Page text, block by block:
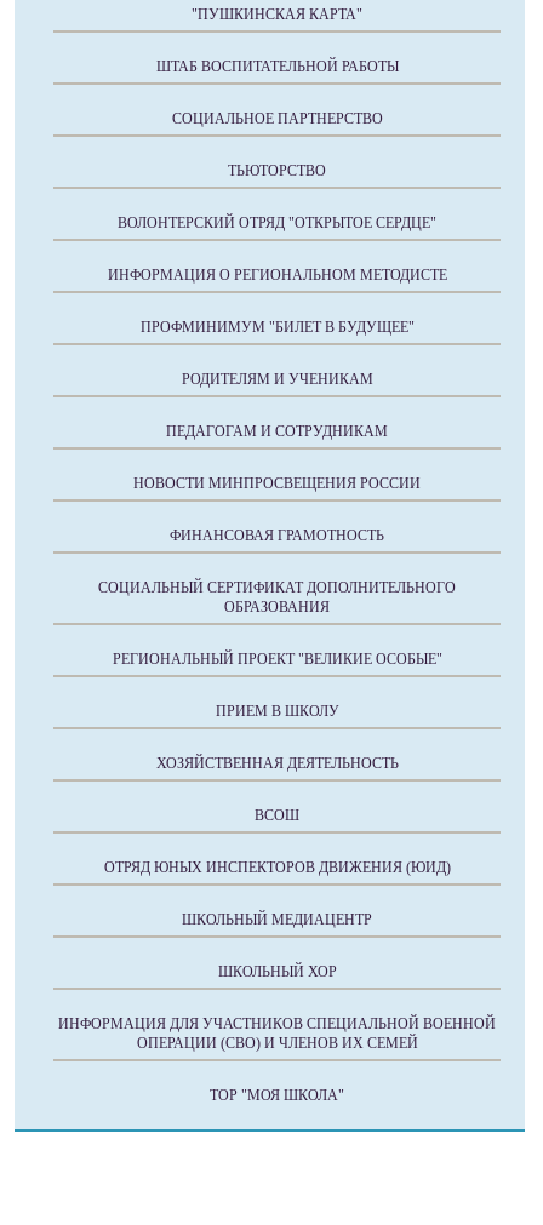
"ПУШКИНСКАЯ КАРТА"
ШТАБ ВОСПИТАТЕЛЬНОЙ РАБОТЫ
СОЦИАЛЬНОЕ ПАРТНЕРСТВО
ТЬЮТОРСТВО
ВОЛОНТЕРСКИЙ ОТРЯД "ОТКРЫТОЕ СЕРДЦЕ"
ИНФОРМАЦИЯ О РЕГИОНАЛЬНОМ МЕТОДИСТЕ
ПРОФМИНИМУМ "БИЛЕТ В БУДУЩЕЕ"
РОДИТЕЛЯМ И УЧЕНИКАМ
ПЕДАГОГАМ И СОТРУДНИКАМ
НОВОСТИ МИНПРОСВЕЩЕНИЯ РОССИИ
ФИНАНСОВАЯ ГРАМОТНОСТЬ
СОЦИАЛЬНЫЙ СЕРТИФИКАТ ДОПОЛНИТЕЛЬНОГО
ОБРАЗОВАНИЯ
РЕГИОНАЛЬНЫЙ ПРОЕКТ "ВЕЛИКИЕ ОСОБЫЕ"
ПРИЕМ В ШКОЛУ
ХОЗЯЙСТВЕННАЯ ДЕЯТЕЛЬНОСТЬ
ВСОШ
ОТРЯД ЮНЫХ ИНСПЕКТОРОВ ДВИЖЕНИЯ (ЮИД)
ШКОЛЬНЫЙ МЕДИАЦЕНТР
ШКОЛЬНЫЙ ХОР
ИНФОРМАЦИЯ ДЛЯ УЧАСТНИКОВ СПЕЦИАЛЬНОЙ ВОЕННОЙ
ОПЕРАЦИИ (СВО) И ЧЛЕНОВ ИХ СЕМЕЙ
ТОР "МОЯ ШКОЛА"